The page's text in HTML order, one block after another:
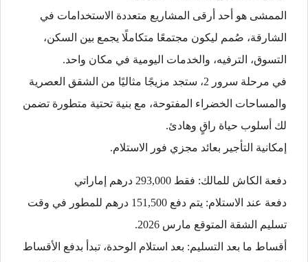
الممشى هو أحد أرقى المشاريع متعددة الاستخدامات في
الشارقة، صُمم ليكون مجتمعًا متكاملًا يجمع بين السكن،
التسوق، الترفيه، والخدمات اليومية في مكان واحد.
في مرحلة سرور 2، ستجد مزيجًا مثاليًا من الشقق العصرية
والمساحات الخضراء المفتوحة، مع بنية تحتية متطورة تضمن
لك أسلوب حياة راقٍ وهادئ.
إمكانية التأجير بعائد مجزي فور الاستلام.
دفعة الكاش للمالك: فقط 293,000 درهم إماراتي
دفعة عند الاستلام: يتم دفع 151,500 درهم للمطور في وقت
تسليم الشقة المتوقع مارس 2026.
أقساط ما بعد التسليم: بعد استلام الوحدة، تبدأ بدفع الأقساط